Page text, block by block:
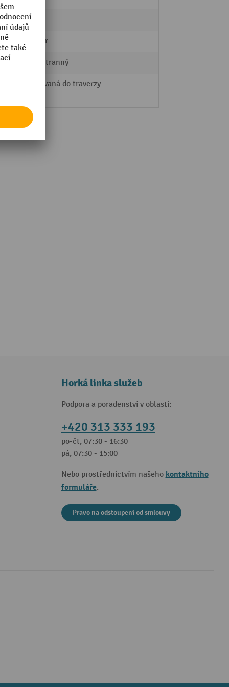
8
Startér
jednostranný
nalisovaná do traverzy
Horká linka služeb
Podpora a poradenství v oblasti:
+420 313 333 193
po-čt, 07:30 - 16:30
pá, 07:30 - 15:00
Nebo prostřednictvím našeho kontaktního
formuláře.
Pravo na odstoupeni od smlouvy